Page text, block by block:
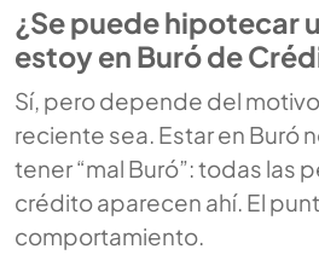
¿Se puede hipotecar
estoy en Buró de
Sí, pero depende del
reciente sea. Estar en Buró
tener “mal Buró”: todas las
crédito aparecen ahí. El
comportamiento.